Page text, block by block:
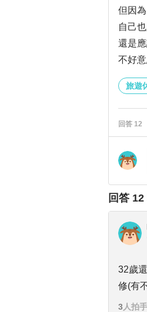
但因
自己
還是
不好
旅遊
回答 12
回答 12
32歲
修(有
3人拍手